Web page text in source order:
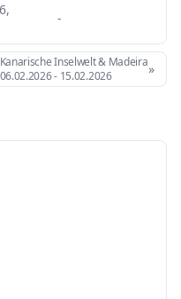
-
Kanarische Inselwelt & Madeira
06.02.2026- 15.02.2026 »